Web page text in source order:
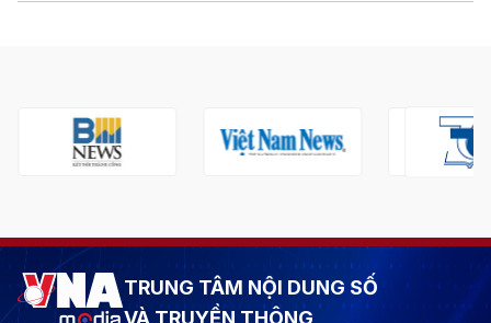
TRUNG TÂM NỘI DUNG SỐ